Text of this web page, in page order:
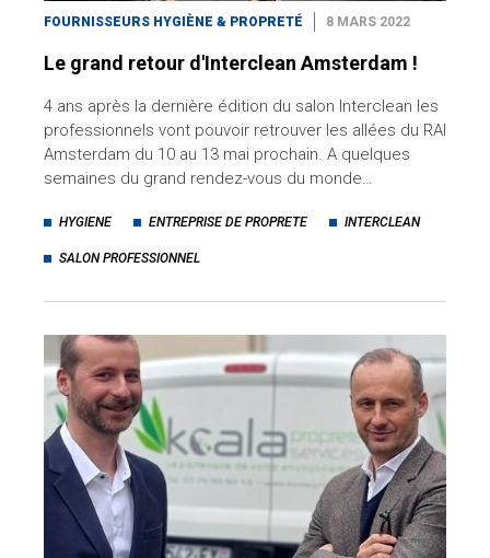
FOURNISSEURS HYGIÈNE & PROPRETÉ 8 MARS 2022
Le grand retour d'Interclean Amsterdam !
4 ans après la dernière édition du salon Interclean les
professionnels vont pouvoir retrouver les allées du RAI
Amsterdam du 10 au 13 mai prochain. A quelques
semaines du grand rendez-vous du monde…
HYGIENE ENTREPRISE DE PROPRETE INTERCLEAN
SALON PROFESSIONNEL